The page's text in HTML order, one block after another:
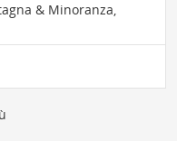
& Minoranza,